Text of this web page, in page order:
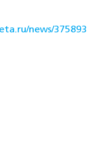
news/375893